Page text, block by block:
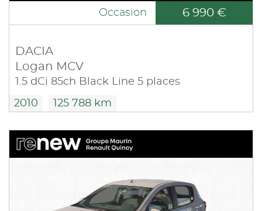
Occasion 6 990 €
DACIA
Logan MCV
1.5 dCi 85ch Black Line 5 places
2010 125 788 km